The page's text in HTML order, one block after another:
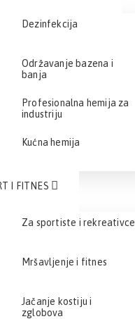
Dezinfekcija
Održavanje bazena i
banja
Profesionalna hemija za
industriju
Kućna hemija
I FITNES
Za sportiste i rekreativce
Mršavljenje i fitnes
Jačanje kostiju i
zglobova